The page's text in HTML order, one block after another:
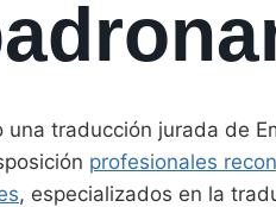
una traducción jurada de
profesionales
, especializados en la